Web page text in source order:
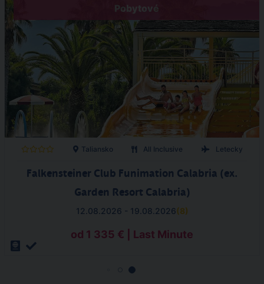
Pobytové
Taliansko All Inclusive Letecky
Falkensteiner Club Funimation Calabria (ex.
Garden Resort Calabria)
12.08.2026 - 19.08.2026(8)
od 1 335 € | Last Minute